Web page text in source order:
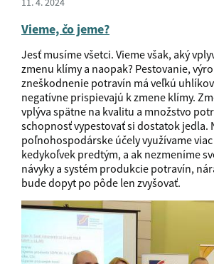
Vieme, čo jeme?
Jesť musíme všetci. Vieme však, aký
zmenu klímy a naopak? Pestovanie,
zneškodnenie potravín má veľkú
negatívne prispievajú k zmene klímy.
vplýva spätne na kvalitu a množstvo
schopnosť vypestovať si dostatok jedla.
poľnohospodárske účely využívame
kedykoľvek predtým, a ak nezmeníme
návyky a systém produkcie potravín,
bude dopyt po pôde len zvyšovať.